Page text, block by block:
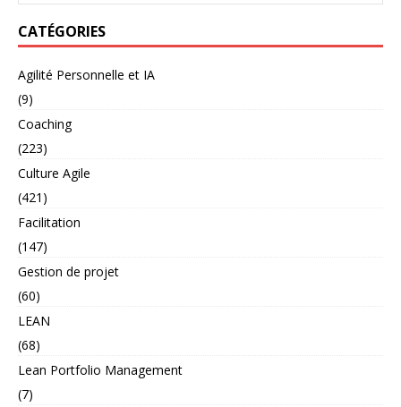
CATÉGORIES
Agilité Personnelle et IA
(9)
Coaching
(223)
Culture Agile
(421)
Facilitation
(147)
Gestion de projet
(60)
LEAN
(68)
Lean Portfolio Management
(7)